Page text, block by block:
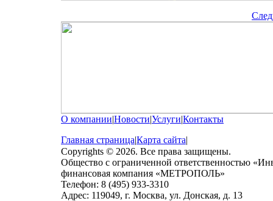
О компании|Новости|Услуги|Контакты
Главная страница|Карта сайта|
Copyrights © 2026. Все права защищены.
Общество с ограниченной ответственностью
финансовая компания «МЕТРОПОЛЬ»
Телефон: 8 (495) 933-3310
Адрес: 119049, г. Москва, ул. Донская, д. 13